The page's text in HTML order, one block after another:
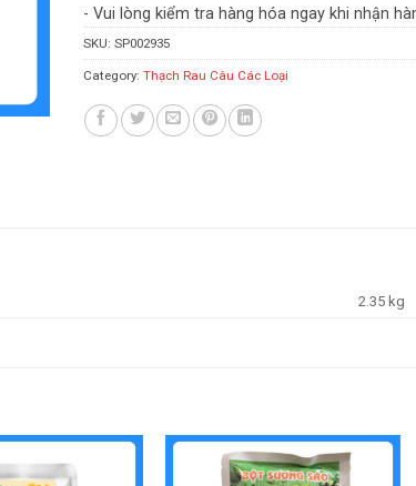
- Vui lòng kiểm tra hàng hóa ngay khi nhận
SKU: SP002935
Category: Thạch Rau Câu Các Loại
2.35 kg